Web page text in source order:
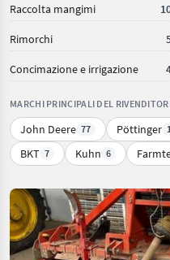
Raccolta mangimi
Rimorchi
Concimazione e irrigazione
MARCHI PRINCIPALI DEL
John Deere 77 Pöttinger
BKT 7 Kuhn 6